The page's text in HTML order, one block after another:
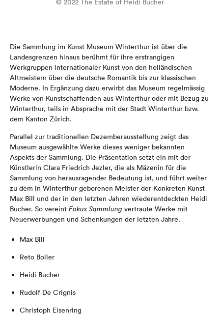
Die Sammlung im Kunst Museum Winterthur ist über die
Landesgrenzen hinaus berühmt für ihre erstrangigen
Werkgruppen internationaler Kunst von den holländischen
Altmeistern über die deutsche Romantik bis zur klassischen
Moderne. In Ergänzung dazu erwirbt das Museum regelmässig
Werke von Kunstschaffenden aus Winterthur oder mit Bezug zu
Winterthur, teils in Absprache mit der Stadt Winterthur bzw.
dem Kanton Zürich.
Parallel zur traditionellen Dezemberausstellung zeigt das
Museum ausgewählte Werke dieses weniger bekannten
Aspekts der Sammlung. Die Präsentation setzt ein mit der
Künstlerin Clara Friedrich Jezler, die als Mäzenin für die
Sammlung von herausragender Bedeutung ist, und führt weiter
zu dem in Winterthur geborenen Meister der Konkreten Kunst
Max Bill und der in den letzten Jahren wiederentdeckten Heidi
Bucher. So vereint Fokus Sammlung vertraute Werke mit
Neuerwerbungen und Schenkungen der letzten Jahre.
Max Bill
Reto Boller
Heidi Bucher
Rudolf De Crignis
Christoph Eisenring